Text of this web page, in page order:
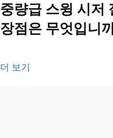
중량급 스윙 시저
장점은 무엇입니
더 보기